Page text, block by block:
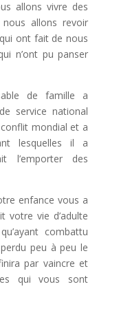
allons vivre des
allons revoir
ont fait de nous
n’ont pu panser
de famille a
service national
mondial et a
lesquelles il a
l’emporter des
enfance vous a
votre vie d’adulte
combattu
peu à peu le
par vaincre et
qui vous sont